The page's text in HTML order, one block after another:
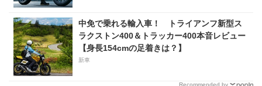
中免で乗れる輸入車！ トライアンフ新型ス
ラクストン400＆トラッカー400本音レビュー
【身長154cmの足着きは？】
新車
Recommended by